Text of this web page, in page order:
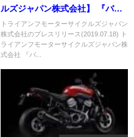
ルズジャパン株式会社】 『バリ
ュー・サマー・キャンペーン 』
開催のご案内 ～0％特別無金利
等お得なプランが満載～
トライアンフモーターサイクルズジャパン
株式会社のプレスリリース(2019.07.18) ト
ライアンフモーターサイクルズジャパン株
式会社 『バ...